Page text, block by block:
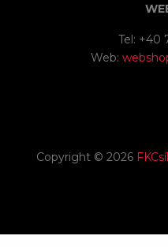
Tel: +40
Web:
Copyright © 2026